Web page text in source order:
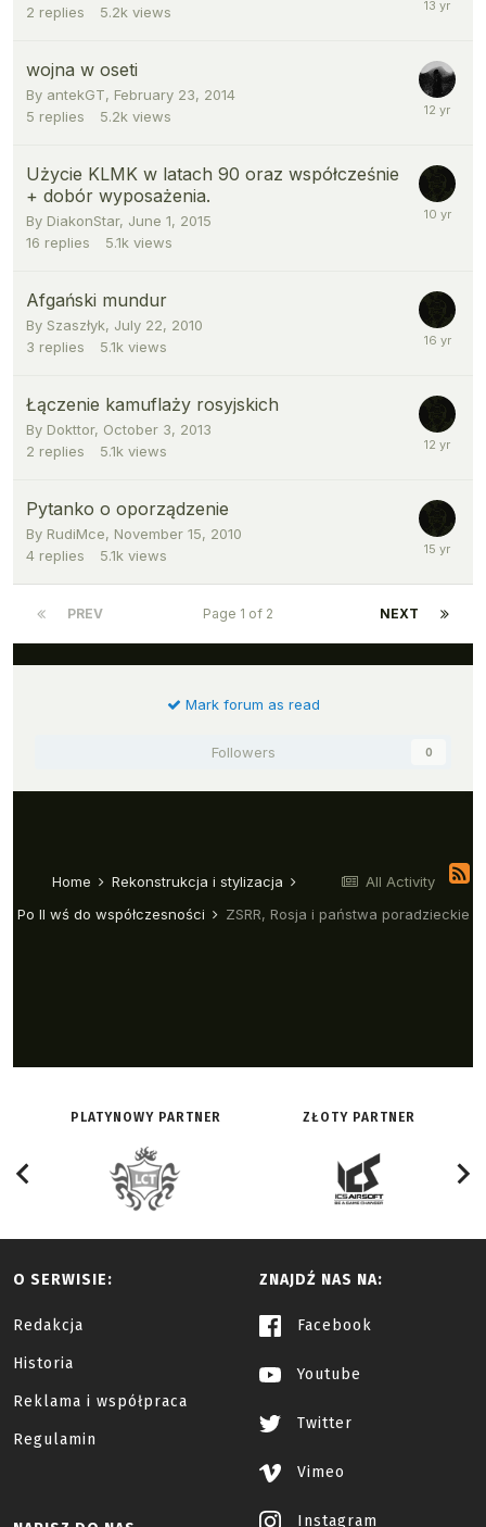
PLATYNOWY PARTNER ZŁOTY PARTNER
O SERWISIE:
Redakcja
Historia
Reklama i współpraca
Regulamin
ZNAJDŹ NAS NA:
Facebook
Youtube
Twitter
Vimeo
Instagram